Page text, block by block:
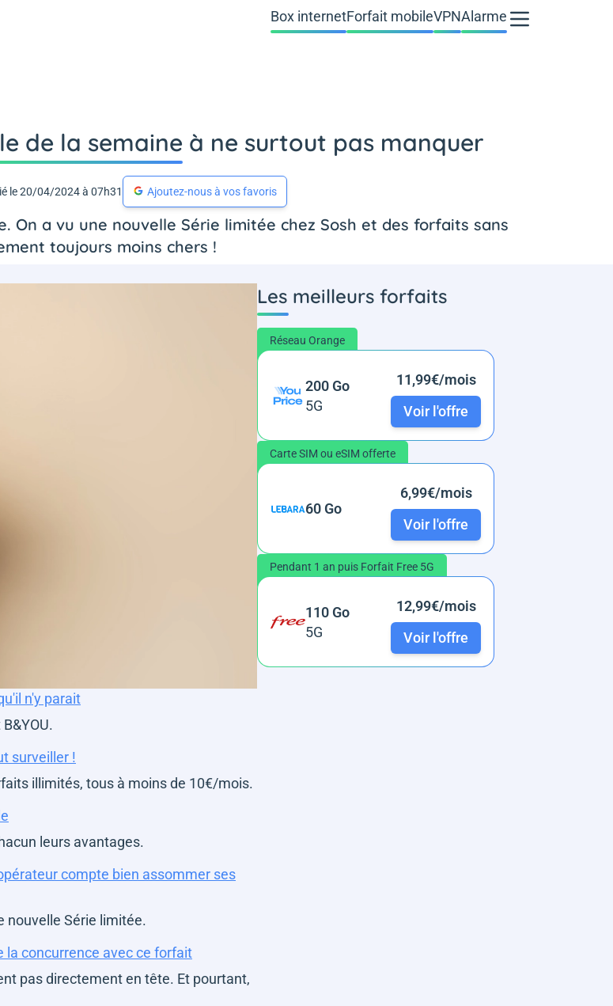
Box internetForfait mobileVPNAlarme
de la semaine à ne surtout pas manquer
le 20/04/2024 à 07h31 Ajoutez-nous à vos favoris
On a vu une nouvelle Série limitée chez Sosh et des forfaits sans
toujours moins chers !
n'y parait
surveiller !
illimités, tous à moins de 10€/mois.
leurs avantages.
compte bien assommer ses
nouvelle Série limitée.
la concurrence avec ce forfait
pas directement en tête. Et pourtant,
Les meilleurs forfaits
Réseau Orange
200 Go
5G
11,99€/mois
Voir l'offre
Carte SIM ou eSIM offerte
60 Go
6,99€/mois
Voir l'offre
Pendant 1 an puis Forfait Free 5G
110 Go
5G
12,99€/mois
Voir l'offre